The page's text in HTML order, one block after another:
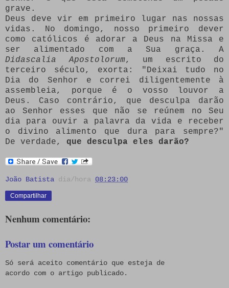
grave.
Deus deve vir em primeiro lugar nas nossas
vidas. No domingo, nosso primeiro dever
como católicos é adorar a Deus na Missa e
ser alimentado com a Sua graça. A
Didascalia Apostolorum, um escrito do
terceiro século, exorta: "Deixai tudo no
Dia do Senhor e correi diligentemente à
assembleia, porque é o vosso louvor a
Deus. Caso contrário, que desculpa darão
ao Senhor esses que não se reúnem no Seu
dia para ouvir a palavra da vida e receber
o divino alimento que dura para sempre?"
De verdade, que desculpa eles darão?
João Batista dia/hora 08:23:00
Compartilhar
Nenhum comentário:
Postar um comentário
Só será aceito comentário que esteja de
acordo com o artigo publicado.